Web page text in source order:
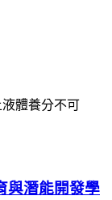
體養分不可
與潛能開發學